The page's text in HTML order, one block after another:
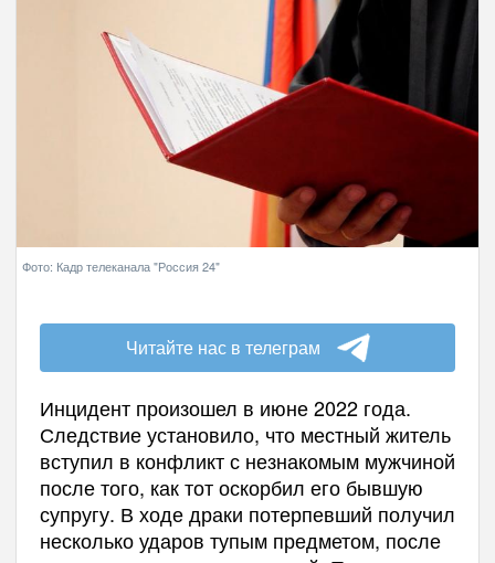
Фото: Кадр телеканала "Россия 24"
Читайте нас в телеграм
Инцидент произошел в июне 2022 года.
Следствие установило, что местный житель
вступил в конфликт с незнакомым мужчиной
после того, как тот оскорбил его бывшую
супругу. В ходе драки потерпевший получил
несколько ударов тупым предметом, после